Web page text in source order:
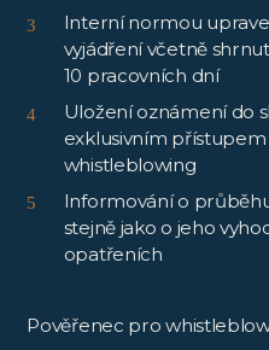
Interní normou
vyjádření včetně
10 pracovních dní
Uložení oznámení do
exklusivním
whistleblowing
Informování o
stejně jako o jeho
opatřeních
Pověřenec pro